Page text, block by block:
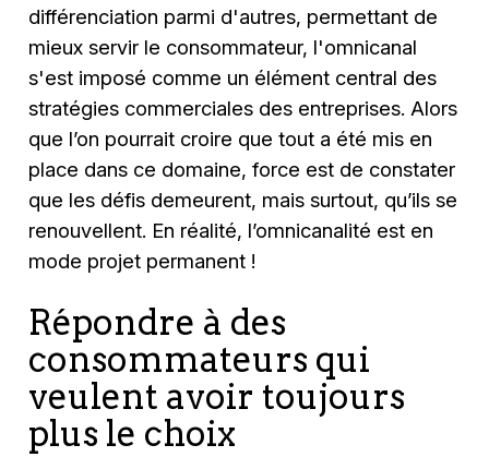
différenciation parmi d'autres, permettant de
mieux servir le consommateur, l'omnicanal
s'est imposé comme un élément central des
stratégies commerciales des entreprises. Alors
que l’on pourrait croire que tout a été mis en
place dans ce domaine, force est de constater
que les défis demeurent, mais surtout, qu’ils se
renouvellent. En réalité, l’omnicanalité est en
mode projet permanent !
Répondre à des
consommateurs qui
veulent avoir toujours
plus le choix